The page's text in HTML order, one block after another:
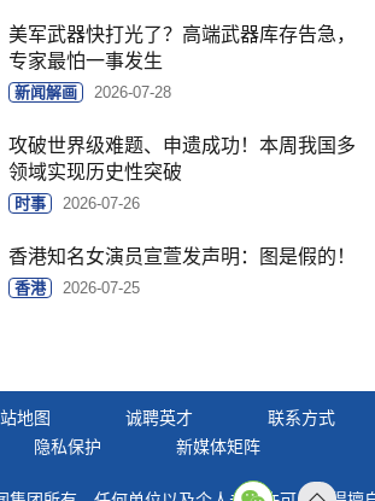
美军武器快打光了？高端武器库存告急，
专家最怕一事发生
新闻解画 2026-07-28
攻破世界级难题、申遗成功！本周我国多
领域实现历史性突破
时事 2026-07-26
香港知名女演员宣萱发声明：图是假的！
香港 2026-07-25
地图 诚聘英才
联系方式
隐私保护 新媒体矩阵